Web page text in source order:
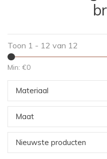
Toon 1 - 12 van 12
Min: €0
Materiaal
Maat
Nieuwste producten